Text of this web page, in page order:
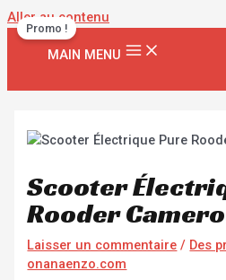
Aller au contenu
MAIN MENU
Scooter
Rooder
Laisser un commentaire / Des
onanaenzo.com
Promo !